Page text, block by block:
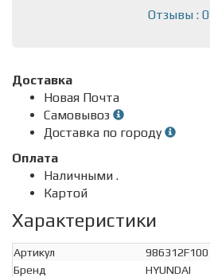
Отзывы : 0
Доставка
Новая Почта
Самовывоз
Доставка по городу
Оплата
Наличными .
Картой
Характеристики
Артикул
986312F100
Бренд
HYUNDAI